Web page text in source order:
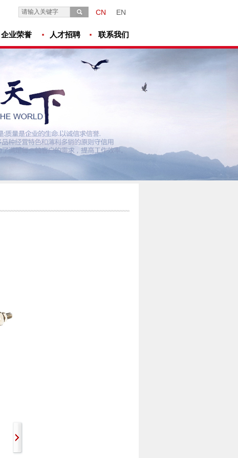
CN EN
企业荣誉 人才招聘 联系我们